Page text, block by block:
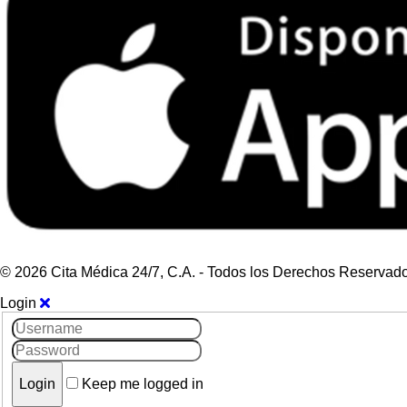
© 2026 Cita Médica 24/7, C.A. - Todos los Derechos
Login
Keep me logged in